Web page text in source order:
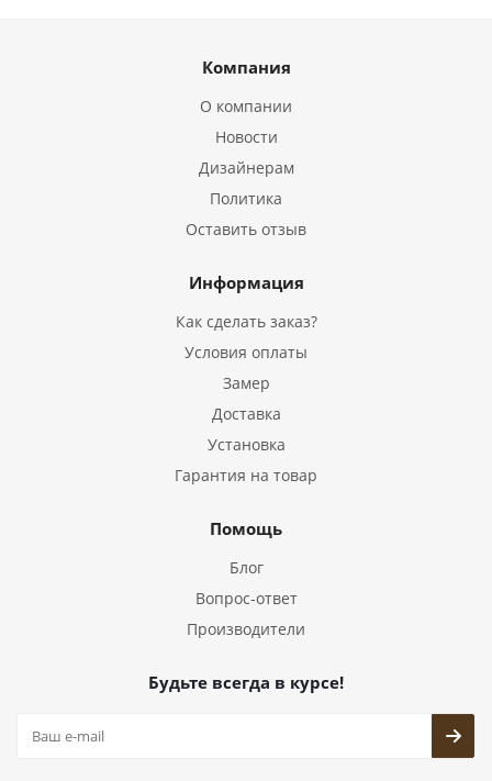
Компания
О компании
Новости
Дизайнерам
Политика
Оставить отзыв
Информация
Как сделать заказ?
Условия оплаты
Замер
Доставка
Установка
Гарантия на товар
Помощь
Блог
Вопрос-ответ
Производители
Будьте всегда в курсе!